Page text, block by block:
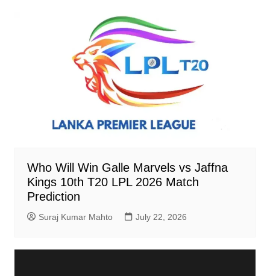
Who Will Win Galle Marvels vs Jaffna
Kings 10th T20 LPL 2026 Match
Prediction
Suraj Kumar Mahto July 22, 2026